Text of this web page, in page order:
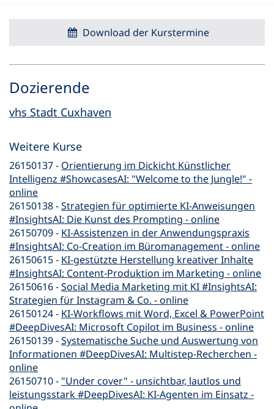
Download der Kurstermine
Dozierende
vhs Stadt Cuxhaven
Weitere Kurse
26150137 - Orientierung im Dickicht Künstlicher
Intelligenz #ShowcasesAI: "Welcome to the Jungle!" -
online
26150138 -Strategien für optimierte KI-Anweisungen
#InsightsAI: Die Kunst des Prompting - online
26150709 - KI-Assistenzen in der Anwendungspraxis
#InsightsAI: Co-Creation im Büromanagement - online
26150615 - KI-gestützte Herstellung kreativer Inhalte
#InsightsAI: Content-Produktion im Marketing - online
26150616 -Social Media Marketing mit KI #InsightsAI:
Strategien für Instagram & Co. - online
26150124 - KI-Workflows mit Word, Excel & PowerPoint
#DeepDivesAI: Microsoft Copilot im Business - online
26150139 -Systematische Suche und Auswertung von
Informationen #DeepDivesAI: Multistep-Recherchen -
online
26150710 - "Under cover" - unsichtbar, lautlos und
leistungsstark #DeepDivesAI: KI-Agenten im Einsatz -